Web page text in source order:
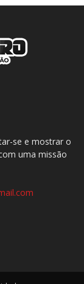
se e mostrar o
uma missão